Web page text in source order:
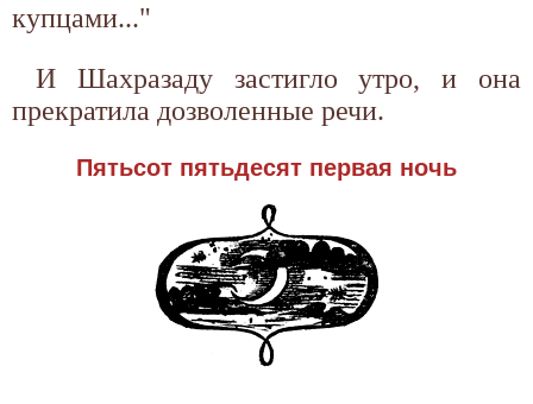
купцами..."
И Шахразаду застигло утро, и она
прекратила дозволенные речи.
Пятьсот пятьдесят первая ночь